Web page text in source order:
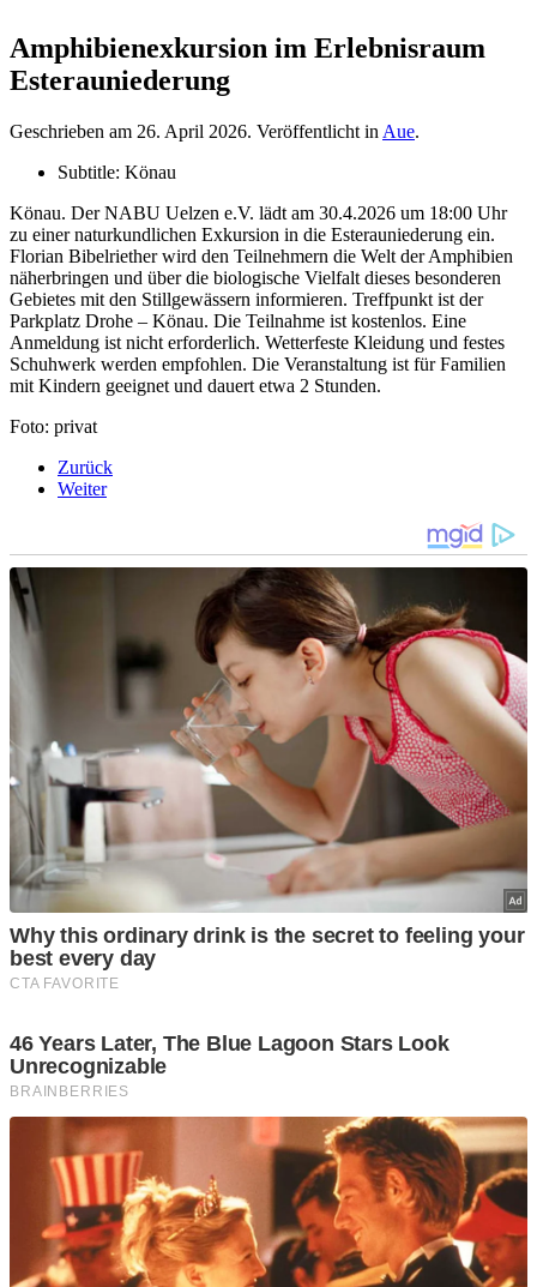
Amphibienexkursion im Erlebnisraum
Esterauniederung
Geschrieben am 26. April 2026. Veröffentlicht in Aue.
Subtitle: Könau
Könau. Der NABU Uelzen e.V. lädt am 30.4.2026 um 18:00 Uhr
zu einer naturkundlichen Exkursion in die Esterauniederung ein.
Florian Bibelriether wird den Teilnehmern die Welt der Amphibien
näherbringen und über die biologische Vielfalt dieses besonderen
Gebietes mit den Stillgewässern informieren. Treffpunkt ist der
Parkplatz Drohe – Könau. Die Teilnahme ist kostenlos. Eine
Anmeldung ist nicht erforderlich. Wetterfeste Kleidung und festes
Schuhwerk werden empfohlen. Die Veranstaltung ist für Familien
mit Kindern geeignet und dauert etwa 2 Stunden.
Foto: privat
Zurück
Weiter